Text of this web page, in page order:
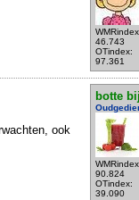
46.743
OTindex:
97.361
botte
90.824
OTindex:
39.090
ook